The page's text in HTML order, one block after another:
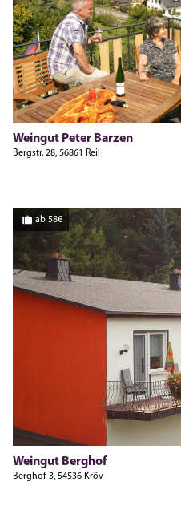
Weingut Peter Barzen
Bergstr. 28, 56861 Reil
ab 58€
Weingut Berghof
Berghof 3, 54536 Kröv